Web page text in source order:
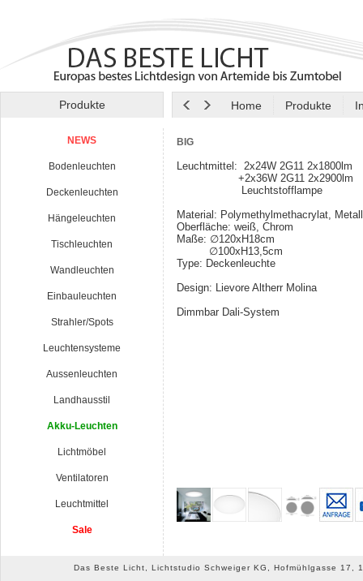
Produkte Home Produkte
NEWS
Bodenleuchten
Deckenleuchten
Hängeleuchten
Tischleuchten
Wandleuchten
Einbauleuchten
Strahler/Spots
Leuchtensysteme
Aussenleuchten
Landhausstil
Akku-Leuchten
Lichtmöbel
Ventilatoren
Leuchtmittel
Sale
BIG
Leuchtmittel: 2x24W 2G11 2x1800lm
+2x36W 2G11 2x2900lm
Leuchtstofflampe
Material: Polymethylmethacrylat, Metall
Oberfläche: weiß, Chrom
Maße: ∅120xH18cm
∅100xH13,5cm
Type: Deckenleuchte
Design: Lievore Altherr Molina
Dimmbar Dali-System
Das Beste Licht, Lichtstudio Schweiger KG, Hofmühlgasse